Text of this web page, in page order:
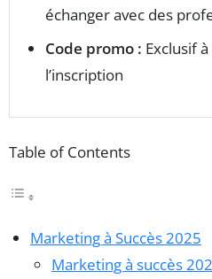
échanger avec des
Code promo : Exclusif
l’inscription
Table of Contents
Marketing à Succès 2025
Marketing à succès